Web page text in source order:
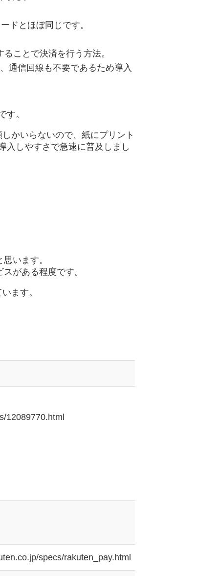
ドとほぼ同じです。
ことで決済を行う方法。
通信回線も不要であるため導入
す。
かいらないので、紙にプリント
入しやすさで急速に普及しまし
います。
がある程度です。
ます。
12089770.html
specs/rakuten_pay.html